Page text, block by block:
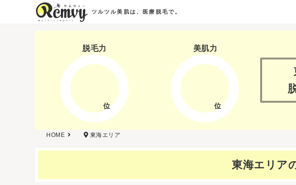
ツルツル美肌は、医療脱毛で。
脱毛力
位
美肌力
位
HOME 東海エリア
東海エリア